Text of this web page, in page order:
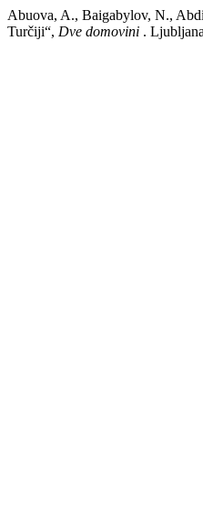
Abuova, A., Baigabylov, N.,
Turčiji“, Dve domovini .